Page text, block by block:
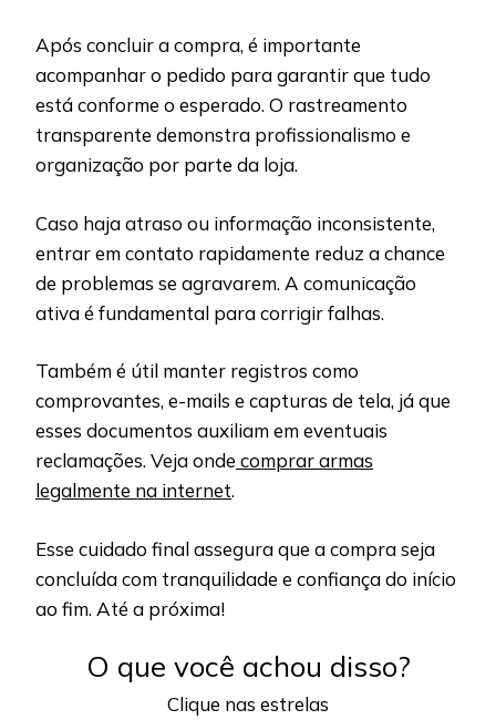
Após concluir a compra, é importante
acompanhar o pedido para garantir que tudo
está conforme o esperado. O rastreamento
transparente demonstra profissionalismo e
organização por parte da loja.
Caso haja atraso ou informação inconsistente,
entrar em contato rapidamente reduz a chance
de problemas se agravarem. A comunicação
ativa é fundamental para corrigir falhas.
Também é útil manter registros como
comprovantes, e-mails e capturas de tela, já que
esses documentos auxiliam em eventuais
reclamações. Veja onde comprar armas
legalmente na internet.
Esse cuidado final assegura que a compra seja
concluída com tranquilidade e confiança do início
ao fim. Até a próxima!
O que você achou disso?
Clique nas estrelas